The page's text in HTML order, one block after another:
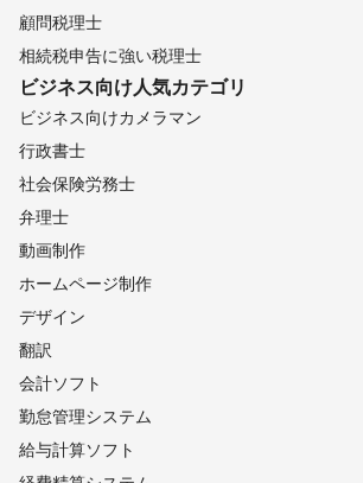
顧問税理士
相続税申告に強い税理士
ビジネス向け人気カテゴリ
ビジネス向けカメラマン
行政書士
社会保険労務士
弁理士
動画制作
ホームページ制作
デザイン
翻訳
会計ソフト
勤怠管理システム
給与計算ソフト